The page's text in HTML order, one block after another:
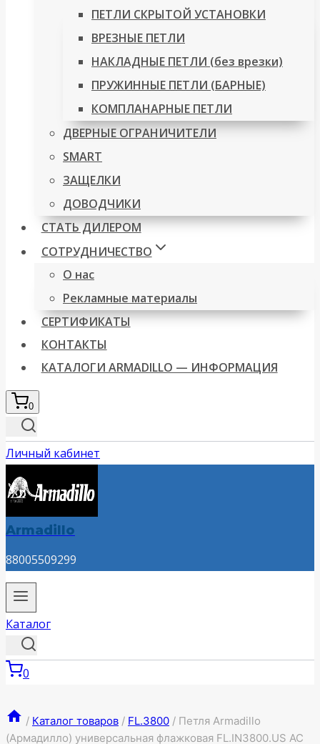
ПЕТЛИ СКРЫТОЙ УСТАНОВКИ
ВРЕЗНЫЕ ПЕТЛИ
НАКЛАДНЫЕ ПЕТЛИ (без врезки)
ПРУЖИННЫЕ ПЕТЛИ (БАРНЫЕ)
КОМПЛАНАРНЫЕ ПЕТЛИ
ДВЕРНЫЕ ОГРАНИЧИТЕЛИ
SMART
ЗАЩЕЛКИ
ДОВОДЧИКИ
СТАТЬ ДИЛЕРОМ
СОТРУДНИЧЕСТВО
О нас
Рекламные материалы
СЕРТИФИКАТЫ
КОНТАКТЫ
КАТАЛОГИ ARMADILLO — ИНФОРМАЦИЯ
0
Личный кабинет
Armadillo
88005509299
Каталог
0
/ Каталог товаров / FL.3800 / Петля Armadillo
(Армадилло) универсальная флажковая FL.IN3800.US AC